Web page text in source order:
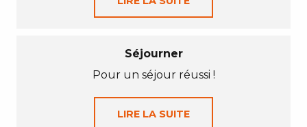
Séjourner
Pour un séjour réussi !
LIRE LA SUITE